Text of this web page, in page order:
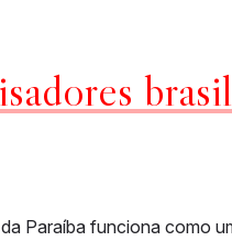
Paraíba funciona como